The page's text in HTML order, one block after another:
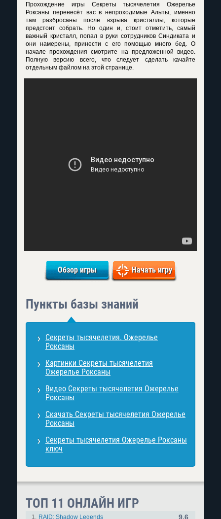
Прохождение игры Секреты тысячелетия Ожерелье
Роксаны перенесёт вас в непроходимые Альпы, именно
там разбросаны после взрыва кристаллы, которые
предстоит собрать. Но один и, стоит отметить, самый
важный кристалл, попал в руки сотрудников Синдиката и
они намерены, принести с его помощью много бед. О
начале прохождения смотрите на предложенной видео.
Полную версию всего, что следует сделать качайте
отдельным файлом на этой странице.
Обзор игры Начать игру
Пункты базы знаний
Секреты тысячелетия. Ожерелье
Роксаны
Картинки Секреты тысячелетия
Ожерелье Роксаны
Видео Секреты тысячелетия Ожерелье
Роксаны
Скачать Секреты тысячелетия Ожерелье
Роксаны
Секреты тысячелетия Ожерелье Роксаны
ключ
ТОП 11 ОНЛАЙН ИГР
1. RAID: Shadow Legends 9.6